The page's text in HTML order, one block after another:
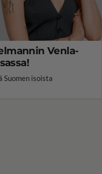
Venla-
Suomen isoista